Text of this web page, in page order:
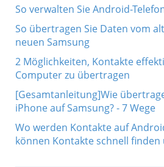
So verwalten Sie Android-
So übertragen Sie Daten vom
neuen Samsung
2 Möglichkeiten, Kontakte
Computer zu übertragen
[Gesamtanleitung]Wie
iPhone auf Samsung? - 7 Wege
Wo werden Kontakte auf
können Kontakte schnell